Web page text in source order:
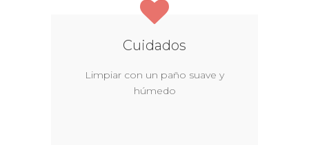
Cuidados
Limpiar con un paño suave y
húmedo